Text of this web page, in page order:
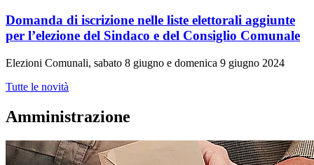
Domanda di iscrizione nelle liste elettorali aggiunte
per l’elezione del Sindaco e del Consiglio Comunale
Elezioni Comunali, sabato 8 giugno e domenica 9 giugno 2024
Tutte le novità
Amministrazione